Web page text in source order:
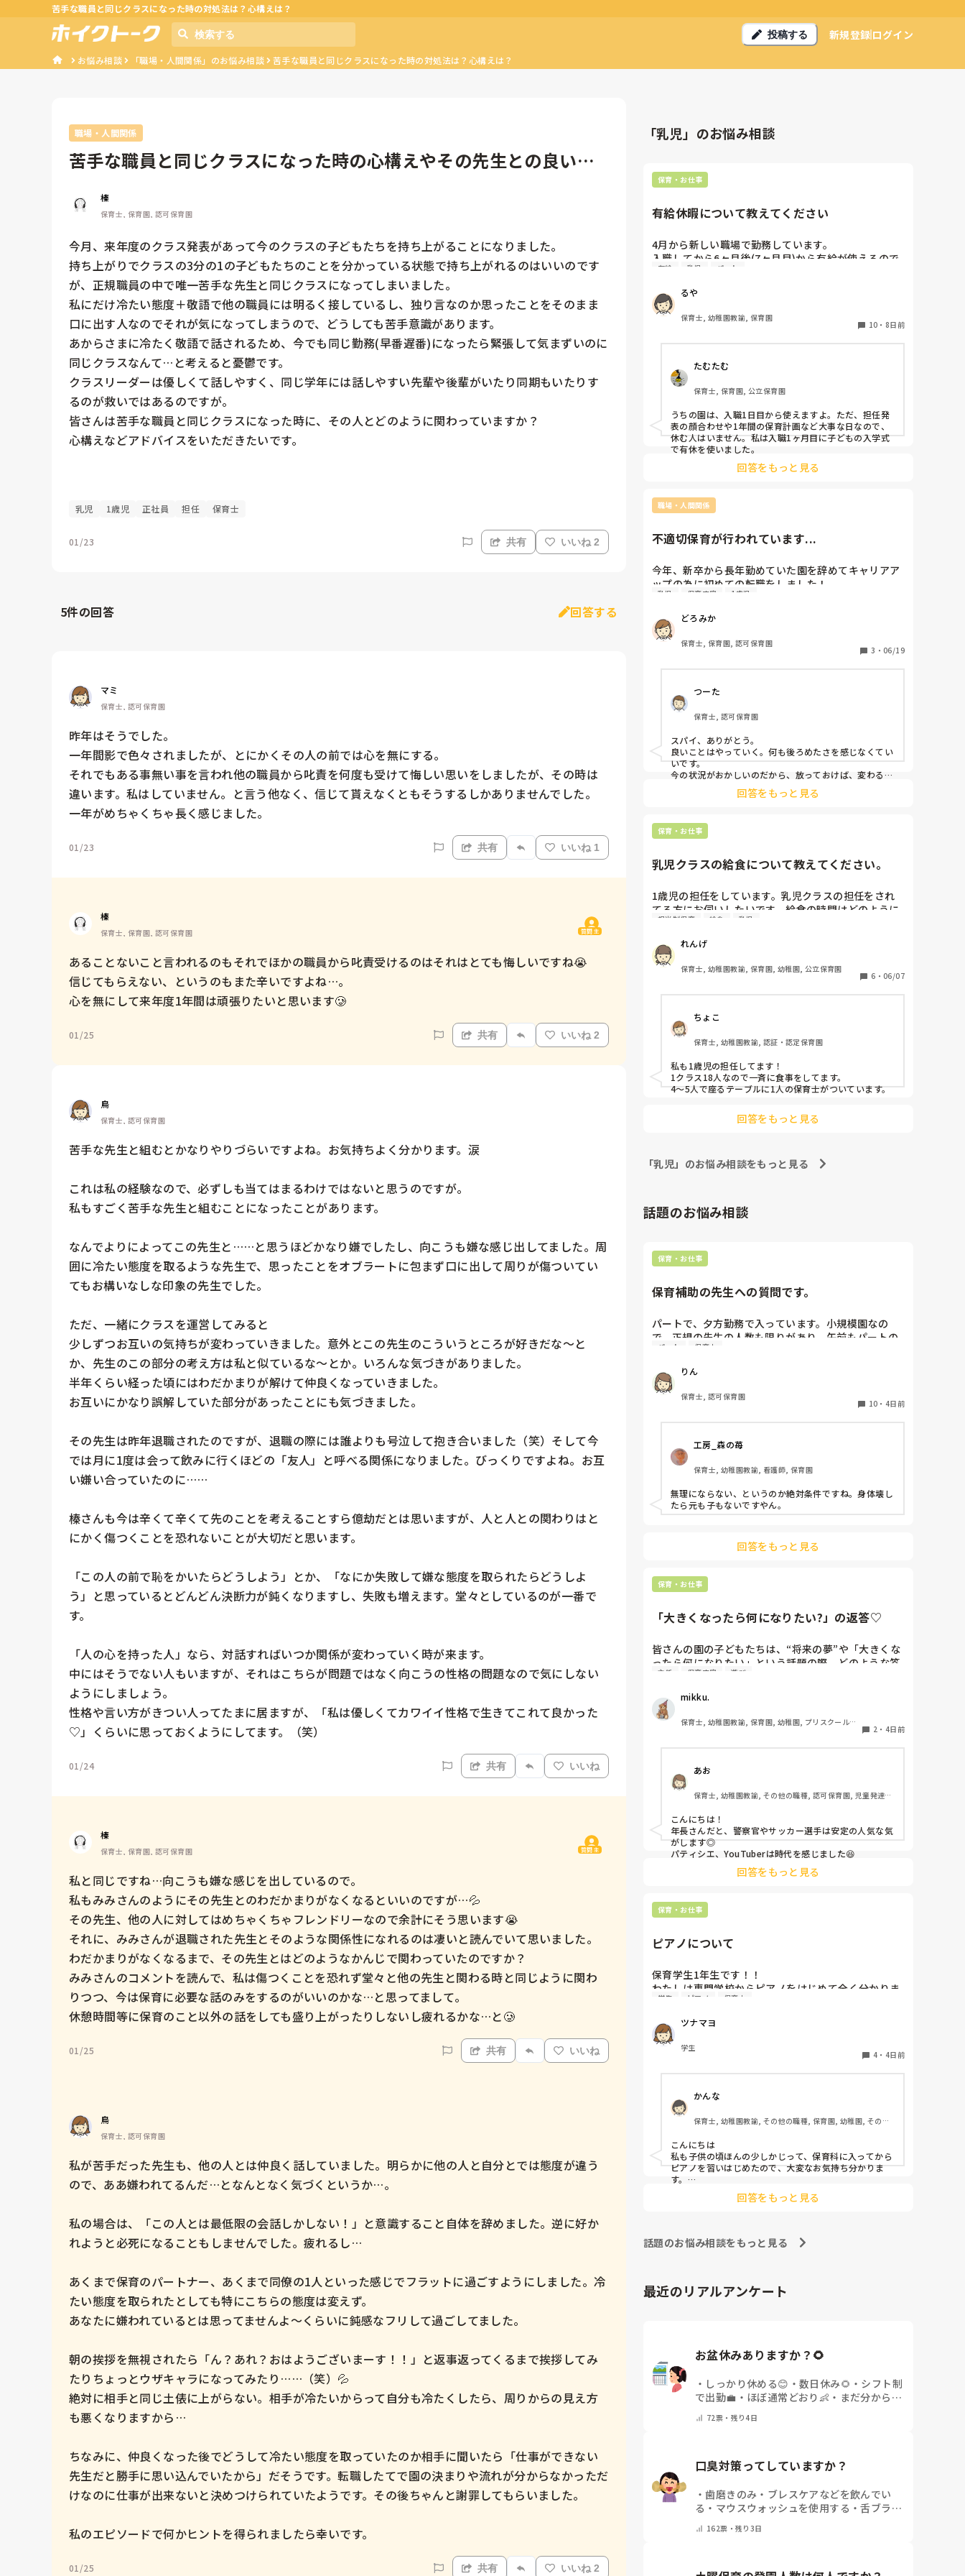
苦手な職員と同じクラスになった時の対処法は？心構えは？
投稿する 新規登録ログイン
お悩み相談 「職場・人間関係」のお悩み相談 苦手な職員と同じクラスになった時の対処法は？心構えは？
職場・人間関係
苦手な職員と同じクラスになった時の心構えやその先生との良い関
榛
保育士, 保育園, 認可保育園
今月、来年度のクラス発表があって今のクラスの子どもたちを持ち上がることになりました。
持ち上がりでクラスの3分の1の子どもたちのことを分かっている状態で持ち上がれるのはいいのです
が、正規職員の中で唯一苦手な先生と同じクラスになってしまいました。
私にだけ冷たい態度＋敬語で他の職員には明るく接しているし、独り言なのか思ったことをそのまま
口に出す人なのでそれが気になってしまうので、どうしても苦手意識があります。
あからさまに冷たく敬語で話されるため、今でも同じ勤務(早番遅番)になったら緊張して気まずいのに
同じクラスなんて…と考えると憂鬱です。
クラスリーダーは優しくて話しやすく、同じ学年には話しやすい先輩や後輩がいたり同期もいたりす
るのが救いではあるのですが。
皆さんは苦手な職員と同じクラスになった時に、その人とどのように関わっていますか？
心構えなどアドバイスをいただきたいです。
乳児 1歳児 正社員 担任 保育士
01/23 共有 いいね 2
5件の回答 回答する
マミ
保育士, 認可保育園
昨年はそうでした。
一年間影で色々されましたが、とにかくその人の前では心を無にする。
それでもある事無い事を言われ他の職員から叱責を何度も受けて悔しい思いをしましたが、その時は
違います。私はしていません。と言う他なく、信じて貰えなくともそうするしかありませんでした。
一年がめちゃくちゃ長く感じました。
01/23 共有 いいね 1
榛
保育士, 保育園, 認可保育園 質問主
あることないこと言われるのもそれでほかの職員から叱責受けるのはそれはとても悔しいですね😭
信じてもらえない、というのもまた辛いですよね…。
心を無にして来年度1年間は頑張りたいと思います🥲
01/25 共有 いいね 2
鳥
保育士, 認可保育園
苦手な先生と組むとかなりやりづらいですよね。お気持ちよく分かります。涙
これは私の経験なので、必ずしも当てはまるわけではないと思うのですが。
私もすごく苦手な先生と組むことになったことがあります。
なんでよりによってこの先生と……と思うほどかなり嫌でしたし、向こうも嫌な感じ出してました。周
囲に冷たい態度を取るような先生で、思ったことをオブラートに包まず口に出して周りが傷ついてい
てもお構いなしな印象の先生でした。
ただ、一緒にクラスを運営してみると
少しずつお互いの気持ちが変わっていきました。意外とこの先生のこういうところが好きだな〜と
か、先生のこの部分の考え方は私と似ているな〜とか。いろんな気づきがありました。
半年くらい経った頃にはわだかまりが解けて仲良くなっていきました。
お互いにかなり誤解していた部分があったことにも気づきました。
その先生は昨年退職されたのですが、退職の際には誰よりも号泣して抱き合いました（笑）そして今
では月に1度は会って飲みに行くほどの「友人」と呼べる関係になりました。びっくりですよね。お互
い嫌い合っていたのに……
榛さんも今は辛くて辛くて先のことを考えることすら億劫だとは思いますが、人と人との関わりはと
にかく傷つくことを恐れないことが大切だと思います。
「この人の前で恥をかいたらどうしよう」とか、「なにか失敗して嫌な態度を取られたらどうしよ
う」と思っているとどんどん決断力が鈍くなりますし、失敗も増えます。堂々としているのが一番で
す。
「人の心を持った人」なら、対話すればいつか関係が変わっていく時が来ます。
中にはそうでない人もいますが、それはこちらが問題ではなく向こうの性格の問題なので気にしない
ようにしましょう。
性格や言い方がきつい人ってたまに居ますが、「私は優しくてカワイイ性格で生きてこれて良かった
♡」くらいに思っておくようにしてます。（笑）
01/24 共有 いいね
榛
保育士, 保育園, 認可保育園 質問主
私と同じですね…向こうも嫌な感じを出しているので。
私もみみさんのようにその先生とのわだかまりがなくなるといいのですが…💦
その先生、他の人に対してはめちゃくちゃフレンドリーなので余計にそう思います😭
それに、みみさんが退職された先生とそのような関係性になれるのは凄いと読んでいて思いました。
わだかまりがなくなるまで、その先生とはどのようなかんじで関わっていたのですか？
みみさんのコメントを読んで、私は傷つくことを恐れず堂々と他の先生と関わる時と同じように関わ
りつつ、今は保育に必要な話のみをするのがいいのかな…と思ってまして。
休憩時間等に保育のこと以外の話をしても盛り上がったりしないし疲れるかな…と🥲
01/25 共有 いいね
鳥
保育士, 認可保育園
私が苦手だった先生も、他の人とは仲良く話していました。明らかに他の人と自分とでは態度が違う
ので、ああ嫌われてるんだ…となんとなく気づくというか…。
私の場合は、「この人とは最低限の会話しかしない！」と意識すること自体を辞めました。逆に好か
れようと必死になることもしませんでした。疲れるし…
あくまで保育のパートナー、あくまで同僚の1人といった感じでフラットに過ごすようにしました。冷
たい態度を取られたとしても特にこちらの態度は変えず。
あなたに嫌われているとは思ってませんよ〜くらいに鈍感なフリして過ごしてました。
朝の挨拶を無視されたら「ん？あれ？おはようございまーす！！」と返事返ってくるまで挨拶してみ
たりちょっとウザキャラになってみたり……（笑）💦
絶対に相手と同じ土俵に上がらない。相手が冷たいからって自分も冷たくしたら、周りからの見え方
も悪くなりますから…
ちなみに、仲良くなった後でどうして冷たい態度を取っていたのか相手に聞いたら「仕事ができない
先生だと勝手に思い込んでいたから」だそうです。転職したてで園の決まりや流れが分からなかっただ
けなのに仕事が出来ないと決めつけられていたようです。その後ちゃんと謝罪してもらいました。
私のエピソードで何かヒントを得られましたら幸いです。
01/25 共有 いいね 2
「乳児」のお悩み相談
保育・お仕事
有給休暇について教えてください
4月から新しい職場で勤務しています。
入職してから6ヶ月後(7ヶ月目)から有給が使えるので
すが、今4ヶ月。
今までは4ヶ月目から使えていたような？
皆さんのところは新しい職員はいつから有給が使用出
来ますか？
よかったら教えてください。
有給 乳児 パート
るや
保育士, 幼稚園教諭, 保育園
10 ・ 8日前
たむたむ
保育士, 保育園, 公立保育園
うちの園は、入職1日目から使えますよ。ただ、担任発
表の顔合わせや1年間の保育計画など大事な日なので、
休む人はいません。私は入職1ヶ月目に子どもの入学式
で有休を使いました。
回答をもっと見る
職場・人間関係
不適切保育が行われています...
今年、新卒から長年勤めていた園を辞めてキャリアア
ップの為に初めての転職をしました！
そこで4月から現在勤めている園で、ニュースになる
ようなレベルの不適切保育をする先生が多く悩んでい
ます。
私と同じ気持ちである1人の先生が園長に言ってくれ
んなにバラし、それを聞いた人達で「あいつはスパイ
だ」「気をつけたほうがいい」「この程度は不適切保
育ではない！」と言われています。
私もずっとしんどくて、その件についての園長・主任
の面談の際に4月から現在にかけて行われていた様々
な不適切な保育を勇気を出して報告することができま
すぐに園長が本部に報告。本部の人が園に来て該当者
私は引き続き、そのような場面が見られたらその都度
時系列にメモを取って報告しろと本部、園長主任から
言われています。
ヤモヤしますが、、
子どもたちを守る為にも黙ってられないし、でも続け
本当にこの立場が辛いです、、、泣
今、首にボイスレコーダーを仕込んで保育していま
す。。いずれ証拠が取れたら提出しようと思っていま
す。
乳児 保育内容 1歳児
どろみか
保育士, 保育園, 認可保育園
3 ・ 06/19
つーた
保育士, 認可保育園
スパイ、ありがとう。
良いことはやっていく。何も後ろめたさを感じなくてい
いです。
今の状況がおかしいのだから、放っておけば、変わるは
ずのものが変わらない。
変化の起こせない組織は、廃れます。
声をあげてくれて、ありがとう。
スパイだとかなんだとか、自分たちの非を認めているよ
す。
もう1人の先生とは、助け合っていってほしい。1人よ
保育に正解はない、と言われますが、正解がなくとも間
違いは必ずあります。
僕は、どろみかさんに、エールと感謝を贈りたい。
り、保育の話を保育者同士でより深く話し合える環境に
なっていくことを願っています。
あらためて言います。
先生のしていることは、とても大切であり、必要なこと
です。
陰口、悪口、それを言うヤツなんかたくさんいます。そ
うじゃなく、声をあげてくださっている。
にとっても、大切ですから。
回答をもっと見る
保育・お仕事
乳児クラスの給食について教えてください。
1歳児の担任をしています。乳児クラスの担任をされ
てる方にお伺いしたいです。給食の時間はどのように
保育されていますか？勤め先の保育園での給食は基本
2回に分けています。他の保育園のやり方を知りたい
です。
担当制保育 給食 乳児
れんげ
保育士, 幼稚園教諭, 保育園, 幼稚園, 公立保育園
6 ・ 06/07
ちょこ
保育士, 幼稚園教諭, 認証・認定保育園
私も1歳児の担任してます！
1クラス18人なので一斉に食事をしてます。
4～5人で座るテーブルに1人の保育士がついています。
回答をもっと見る
「乳児」のお悩み相談をもっと見る
話題のお悩み相談
保育・お仕事
保育補助の先生への質問です。
パートで、夕方勤務で入っています。小規模園なの
で、正規の先生の人数も限りがあり、午前もパートの
保育士さんが1人いたのですが、辞められて配置的に
にくい状態です。
私自身、他にダブルワークもせず、午前、自分の家の
用事だけで特に忙しくもないので、もともと、100名
を超える保育園でフリーをしていたこともあり、午前
すが、さほど苦にはなりません。
上のような状況だと、皆さんなら、午前保育、手伝い
ますか？
園長からは、この日、大丈夫とか聞かれたりします。
が、辛ければ大丈夫だからとも言われます。正規の先
新しく採用が決まるまで、どうしようかと思ってま
パート 保育士
りん
保育士, 認可保育園
10 ・ 4日前
工房_森の苺
保育士, 幼稚園教諭, 看護師, 保育園
無理にならない、というのか絶対条件ですね。身体壊し
たら元も子もないですやん。
回答をもっと見る
保育・お仕事
「大きくなったら何になりたい?」の返答♡
皆さんの園の子どもたちは、“将来の夢”や「大きくな
ったら何になりたい」という話題の際、どのような答
えが返ってきますか⁇
「ほいくえんのせんせい！」「ようちえんのせんせ
い！」と言ってくれる女児もたくさんいてなんだか嬉
しくなります♪
いです＾＾
主任 保育内容 遊び
mikku.
保育士, 幼稚園教諭, 保育園, 幼稚園, プリスクール・
2 ・ 4日前
あお
保育士, 幼稚園教諭, その他の職種, 認可保育園, 児童発達支
こんにちは！
年長さんだと、警察官やサッカー選手は安定の人気な気
がします◎
パティシエ、YouTuberは時代を感じました😆
回答をもっと見る
保育・お仕事
ピアノについて
保育学生1年生です！！
わたしは専門学校からピアノをはじめて全く分かりま
せん…
まいち家でも練習する気になりません…ピアノ弾け無
さすぎて友達にもこんな苦戦してる人はじめて見たと
言われる始末です🥲︎
保育士になって弾かなきゃいけないと考えるだけでゾ
ピアノ苦手な方いますか、？後先のことを考えるとと
ても不安です、
学生 ピアノ 保育士
ツナマヨ
学生
4 ・ 4日前
かんな
保育士, 幼稚園教諭, その他の職種, 保育園, 幼稚園, その他
こんにちは
私も子供の頃ほんの少しかじって、保育科に入ってから
ピアノを習いはじめたので、大変なお気持ち分かりま
す。
昔ほどのピアノの技量を求められない園が増えていると
ピアノは練習あるのみだと思うので、無理なくがんばっ
てくださいね！
回答をもっと見る
話題のお悩み相談をもっと見る
最近のリアルアンケート
お盆休みありますか？🌻
・ しっかり休める😊 ・ 数日休み🌻 ・ シフト制
で出勤💼 ・ ほぼ通常どおり👶 ・ まだ分からな
72票・ 残り4日
口臭対策ってしていますか？
・歯磨きのみ ・ ブレスケアなどを飲んでい
る ・ マウスウォッシュを使用する ・舌ブラシ
気にしたことない
162票・残り3日